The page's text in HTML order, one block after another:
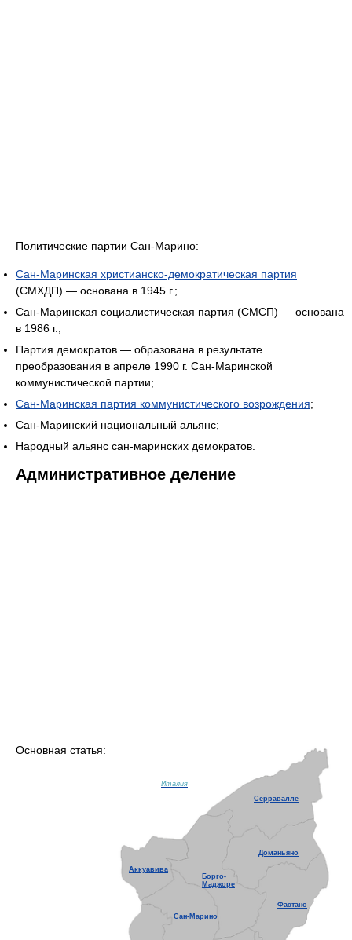
Политические партии Сан-Марино:
Сан-Маринская христианско-демократическая партия
(СМХДП) — основана в 1945 г.;
Сан-Маринская социалистическая партия (СМСП) — основана
в 1986 г.;
Партия демократов — образована в результате
преобразования в апреле 1990 г. Сан-Маринской
коммунистической партии;
Сан-Маринская партия коммунистического возрождения;
Сан-Маринский национальный альянс;
Народный альянс сан-маринских демократов.
Административное деление
Аккуавива
Борго-
Маджоре
Доманьяно
Сан-Марино
Серравалле
Фаэтано
Италия
Основная статья: